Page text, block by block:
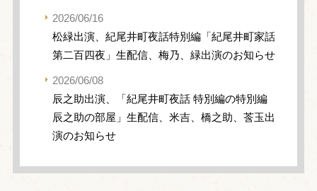
2026/06/16
松緑出演、紀尾井町夜話特別編「紀尾井町家話
第二百四夜」生配信、梅乃、緑出演のお知らせ
2026/06/08
辰之助出演、「紀尾井町夜話 特別編の特別編
辰之助の部屋」生配信、米吉、橋之助、莟玉出
演のお知らせ